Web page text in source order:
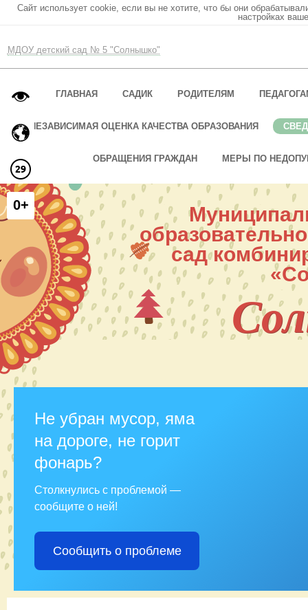
Сайт использует cookie, если вы не хотите, что бы они
настройках
МДОУ детский сад № 5 "Солнышко"
ГЛАВНАЯ САДИК РОДИТЕЛЯМ
НЕЗАВИСИМАЯ ОЦЕНКА КАЧЕСТВА ОБРАЗОВАНИЯ
ОБРАЩЕНИЯ ГРАЖДАН МЕРЫ ПО
сад
Не убран мусор, яма
на дороге, не горит
фонарь?
Столкнулись с проблемой —
сообщите о ней!
Сообщить о проблеме
0+